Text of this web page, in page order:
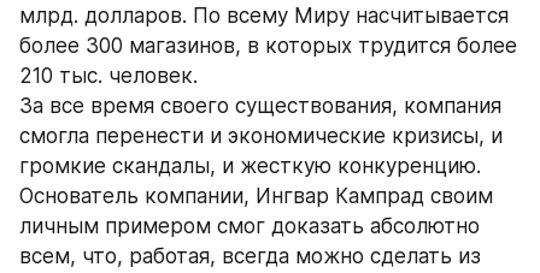
млрд. долларов. По всему Миру насчитывается
более 300 магазинов, в которых трудится более
210 тыс. человек.
За все время своего существования, компания
смогла перенести и экономические кризисы, и
громкие скандалы, и жесткую конкуренцию.
Основатель компании, Ингвар Кампрад своим
личным примером смог доказать абсолютно
всем, что, работая, всегда можно сделать из